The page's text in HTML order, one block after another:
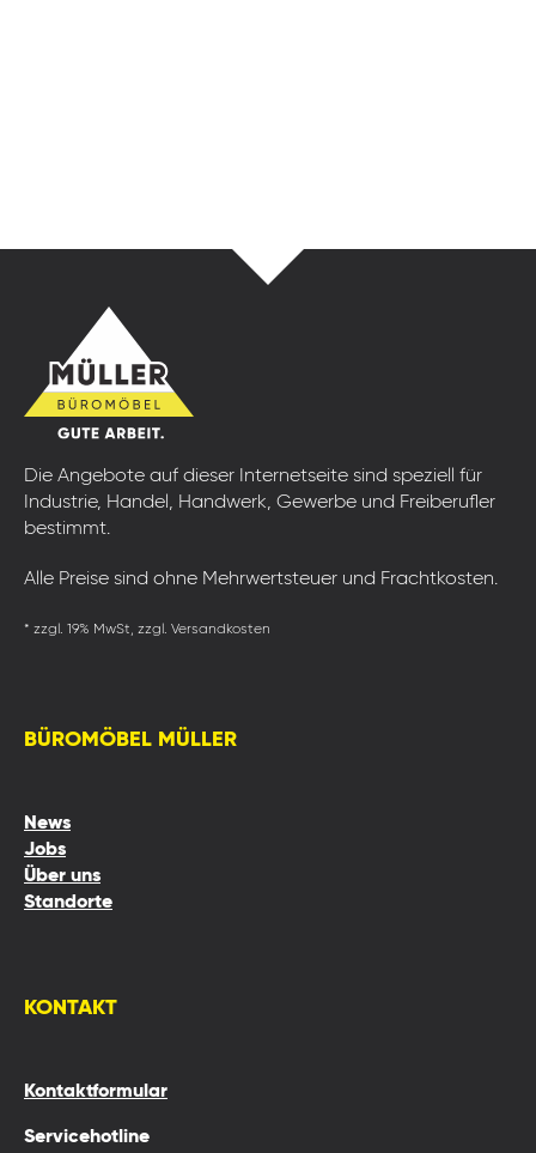
Die Angebote auf dieser Internetseite sind speziell für
Industrie, Handel, Handwerk, Gewerbe und Freiberufler
bestimmt.
Alle Preise sind ohne Mehrwertsteuer und Frachtkosten.
* zzgl. 19% MwSt, zzgl. Versandkosten
BÜROMÖBEL MÜLLER
News
Jobs
Über uns
Standorte
KONTAKT
Kontaktformular
Servicehotline